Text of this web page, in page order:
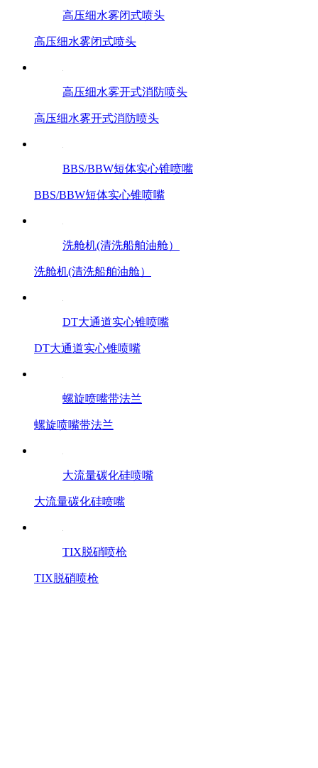
高压细水雾闭式喷头
高压细水雾闭式喷头
高压细水雾开式消防喷头
高压细水雾开式消防喷头
BBS/BBW短体实心锥喷嘴
BBS/BBW短体实心锥喷嘴
洗舱机(清洗船舶油舱）
洗舱机(清洗船舶油舱）
DT大通道实心锥喷嘴
DT大通道实心锥喷嘴
螺旋喷嘴带法兰
螺旋喷嘴带法兰
大流量碳化硅喷嘴
大流量碳化硅喷嘴
TIX脱硝喷枪
TIX脱硝喷枪